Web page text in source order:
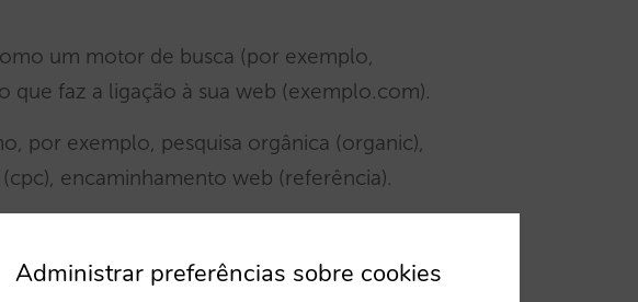
um motor de busca (por exemplo,
faz a ligação à sua web (exemplo.com).
por exemplo, pesquisa orgânica (organic),
encaminhamento web (referência).
de todas as suas vendas na web
do seu tráfego. Isto permite ter uma
Administrar preferências sobre cookies